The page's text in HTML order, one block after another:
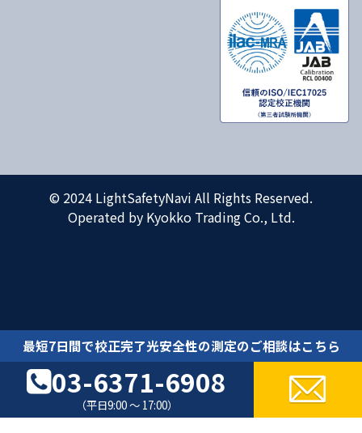
最短7日間で校正完了光安全性の測定のご相談はこちら
03-6371-6908
（平日9:00 ～ 17:00）
© 2024 LightSafetyNavi All Rights Reserved.
Operated by Kyokko Trading Co., Ltd.